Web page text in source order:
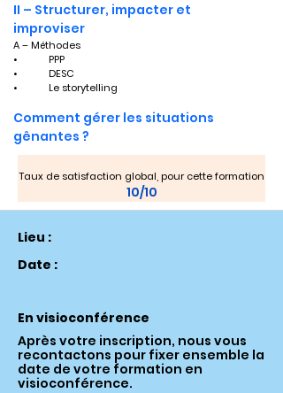
II – Structurer, impacter et
improviser
A – Méthodes
•	PPP
•	DESC
•	Le storytelling
Comment gérer les situations
gênantes ?
Taux de satisfaction global, pour cette formation
10/10
Lieu :
Date :
En visioconférence
Après votre inscription, nous vous
recontactons pour fixer ensemble la
date de votre formation en
visioconférence.